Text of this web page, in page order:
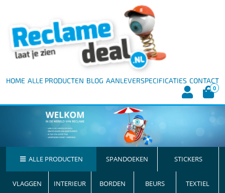
HOME ALLE PRODUCTEN BLOG AANLEVERSPECIFICATIES CONTACT
0
ALLE PRODUCTEN SPANDOEKEN STICKERS
VLAGGEN INTERIEUR BORDEN BEURS TEXTIEL